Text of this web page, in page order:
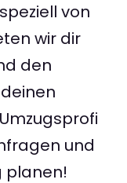
von
wir dir
den
und
planen!